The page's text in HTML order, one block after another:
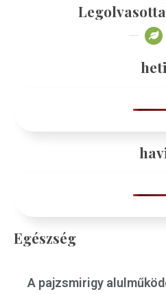
heti
Egészség
A pajzsmirigy